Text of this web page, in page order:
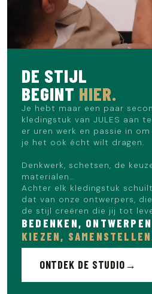
classy stijl.
Het model meet 1m86 en draagt
DE STIJL
BEGINT HIER.
Je hebt maar een paar
kledingstuk van JULES aan
er uren werk en passie in
je het ook écht wilt dragen.
Denkwerk, schetsen, de
materialen…
Achter elk kledingstuk
dat van onze ontwerpers,
de stijl creëren die jij tot
BEDENKEN,
KIEZEN,
ONTDEK DE STUDIO